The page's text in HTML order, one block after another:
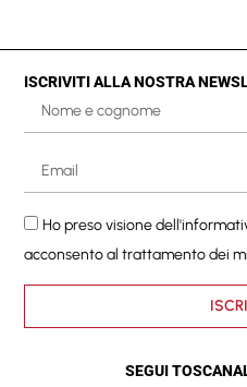
ISCRIVITI ALLA NOSTRA
Ho preso visione
acconsento al trattamento dei
SEGUI